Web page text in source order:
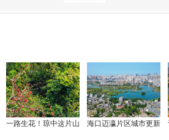
一路生花！琼中这片山 海口迈瀛片区城市更新